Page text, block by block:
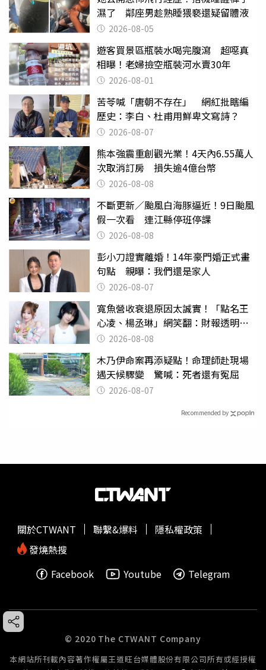
濕了 鄰座男趁熟睡猥褻還疑留體液
2026-08-05
遊客買景區瓶裝水喝完腹瀉 超噁真
相曝！老婦撿空瓶裝河水賣30年
2026-08-01
苦苓喊「唐朝不存在」 網紅批瞎編
歷史：李白、杜甫用鮮卑文寫詩？
2026-08-07
熊本強震重創觀光業！4天內6.55萬人
次取消訂房 損失逾4億台幣
2026-08-08
不斷更新／颱風白海豚逼近！9日颱風
假一次看 連江縣停班停課
2026-08-08
彭小刀證實離婚！14年豪門婚正式畫
句點 親曝：我們還是家人
2026-08-07
寬魚營收衰退原因太誠實！「點名王
心凌、楊丞琳」網笑翻：財報透明度
滿分2026-08-08
木乃伊命案再添疑點！命理師赴現場
遇天候驟變 驚喊：死者還有冤屈
2026-08-07
Recommended by
關於CTWANT 聯繫&爆料
隱私權政策
發燒熱搜
Facebook
Youtube Telegram
© 2020 The CTWANT Company
本網站所刊載內容著作權屬王道旺台媒體股份有限公司所有或經授權